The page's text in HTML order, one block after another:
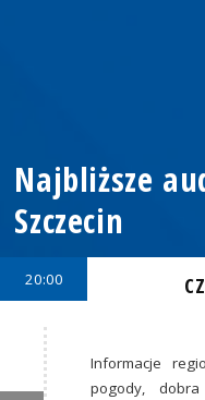
Najbliższe
Szczecin
20:00
Informacje
pogody,